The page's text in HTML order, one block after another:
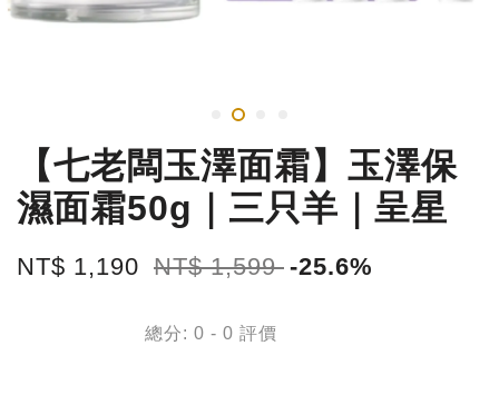
【七老闆玉澤面霜】玉澤保
濕面霜50g｜三只羊｜呈星
NT$ 1,190 NT$ 1,599 -25.6%
總分: 0 - 0 評價